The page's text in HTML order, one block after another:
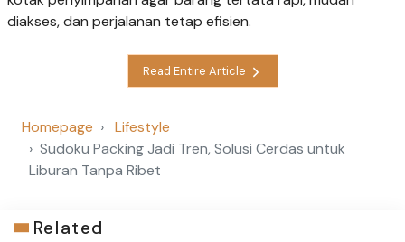
diakses, dan perjalanan tetap efisien.
Read Entire Article
Homepage
Lifestyle
Sudoku Packing Jadi Tren, Solusi Cerdas untuk
Liburan Tanpa Ribet
Related